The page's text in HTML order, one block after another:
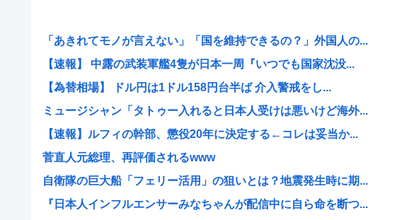
「あきれてモノが言えない」「国を維持できるの？」外国人の...
【速報】 中露の武装軍艦4隻が日本一周『いつでも国家沈没...
【為替相場】 ドル円は1ドル158円台半ば 介入警戒をし...
ミュージシャン「タトゥー入れると日本人受けは悪いけど海外...
【速報】ルフィの幹部、懲役20年に決定する←コレは妥当か...
菅直人元総理、再評価されるwww
自衛隊の巨大船「フェリー活用」の狙いとは？地震発生時に期...
『日本人インフルエンサーみなちゃんが配信中に自ら命を断つ...